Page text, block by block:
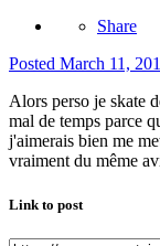
Share
Posted March 11,
Alors perso je skate
mal de temps parce
j'aimerais bien me
vraiment du même
Link to post